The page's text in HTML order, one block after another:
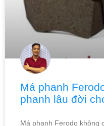
Má phanh
phanh lâu đời
Má phanh Ferodo không